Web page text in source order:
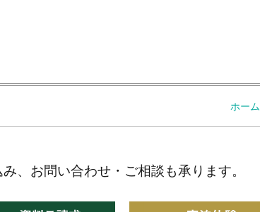
ホーム
、お問い合わせ・ご相談も承ります。